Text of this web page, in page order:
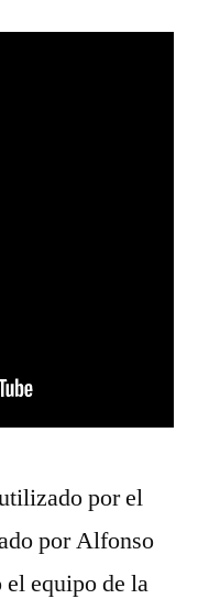
por el
por Alfonso
equipo de la